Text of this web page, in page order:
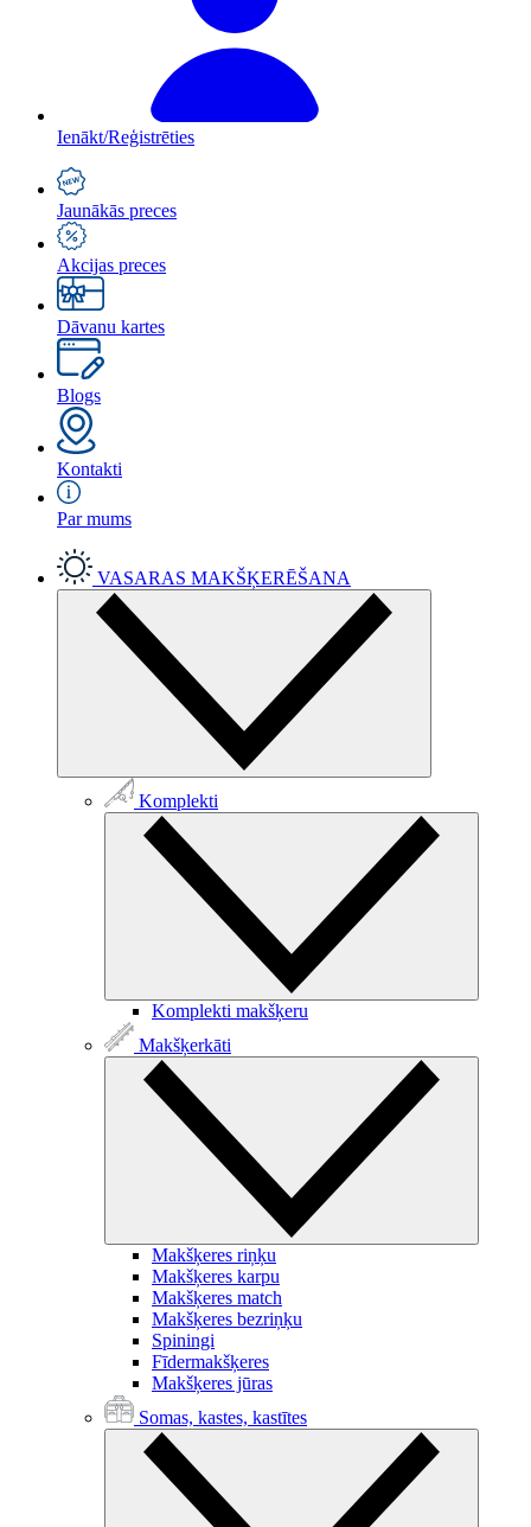
Ienākt/Reģistrēties
Jaunākās preces
Akcijas preces
Dāvanu kartes
Blogs
Kontakti
Par mums
VASARAS MAKŠĶERĒŠANA
Komplekti
Komplekti makšķeru
Makšķerkāti
Makšķeres riņķu
Makšķeres karpu
Makšķeres match
Makšķeres bezriņķu
Spiningi
Fīdermakšķeres
Makšķeres jūras
Somas, kastes, kastītes